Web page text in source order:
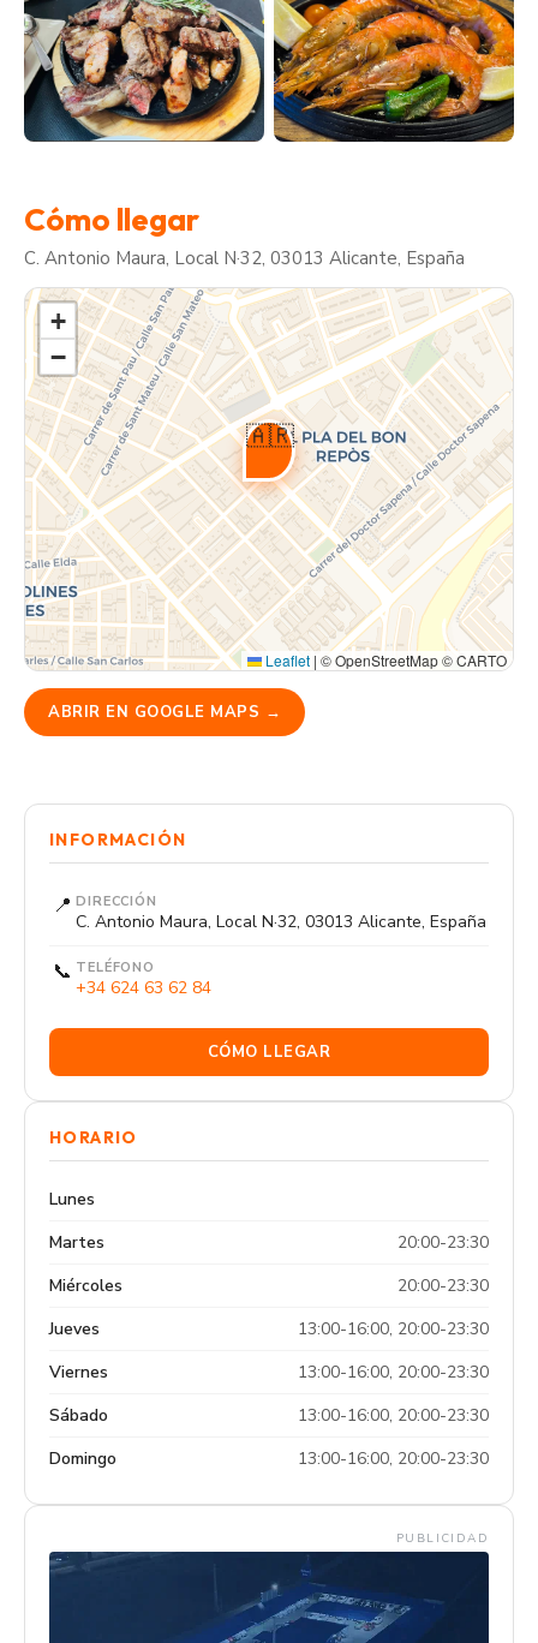
Cómo llegar
C. Antonio Maura, Local N·32, 03013 Alicante, España
🇦🇷
+
−
Leaflet | © OpenStreetMap © CARTO
ABRIR EN GOOGLE MAPS →
INFORMACIÓN
📍 DIRECCIÓN
C. Antonio Maura, Local N·32, 03013 Alicante, España
📞 TELÉFONO
+34 624 63 62 84
CÓMO LLEGAR
HORARIO
Lunes
Martes
20:00-23:30
Miércoles
20:00-23:30
Jueves
13:00-16:00, 20:00-23:30
Viernes
13:00-16:00, 20:00-23:30
Sábado
13:00-16:00, 20:00-23:30
Domingo
13:00-16:00, 20:00-23:30
PUBLICIDAD